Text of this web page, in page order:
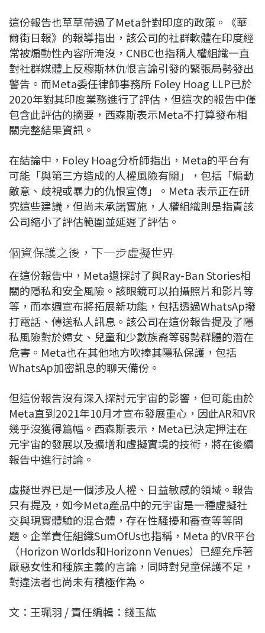
這份報告也草草帶過了Meta針對印度的政策。《華
爾街日報》的報導指出，該公司的社群軟體在印度經
常被煽動性內容所淹沒，CNBC也指稱人權組織一直
對社群媒體上反穆斯林仇恨言論引發的緊張局勢發出
警告。而Meta委任律師事務所 Foley Hoag LLP已於
2020年對其印度業務進行了評估，但這次的報告中僅
包含此評估的摘要，西森斯表示Meta不打算發布相
關完整結果資訊。
在結論中，Foley Hoag分析師指出，Meta的平台有
可能「與第三方造成的人權風險有關」，包括「煽動
敵意、歧視或暴力的仇恨宣傳」。Meta 表示正在研
究這些建議，但尚未承諾實施，人權組織則是指責該
公司縮小了評估範圍並延遲了評估。
個資保護之後，下一步虛擬世界
在這份報告中，Meta還探討了與Ray-Ban Stories相
關的隱私和安全風險。該眼鏡可以拍攝照片和影片等
等，而本週宣布將拓展新功能，包括透過WhatsAp撥
打電話、傳送私人訊息。該公司在這份報告提及了隱
私風險對於婦女、兒童和少數族裔等弱勢群體的潛在
危害。Meta也在其他地方吹捧其隱私保護，包括
WhatsAp加密訊息的聊天備份。
但這份報告沒有深入探討元宇宙的影響，但可能由於
Meta直到2021年10月才宣布發展重心，因此AR和VR
幾乎沒獲得篇幅。西森斯表示，Meta已決定押注在
元宇宙的發展以及擴增和虛擬實境的技術，將在後續
報告中進行討論。
虛擬世界已是一個涉及人權、日益敏感的領域。報告
只有提及，如今Meta產品中的元宇宙是一種虛擬社
交與現實體驗的混合體，存在性騷擾和審查等等問
題。企業責任組織SumOfUs也指稱，Meta 的VR平台
（Horizon Worlds和Horizonn Venues）已經充斥著
厭惡女性和種族主義的言論，同時對兒童保護不足，
對違法者也尚未有積極作為。
文：王珮羽 / 責任編輯：錢玉紘